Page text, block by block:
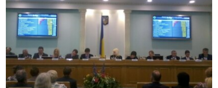
ВСЕ ЗА ДЕНЬ
СПЕЦПРОЕКТИ
ДЕПОРТАЦІЯ
ВІДЕОУРОКИ «ELIFBE»
СВІДЧЕННЯ ОКУПАЦІЇ
ЯК ОБІЙТИ БЛОКУВАННЯ
Русский
Qırımtatar